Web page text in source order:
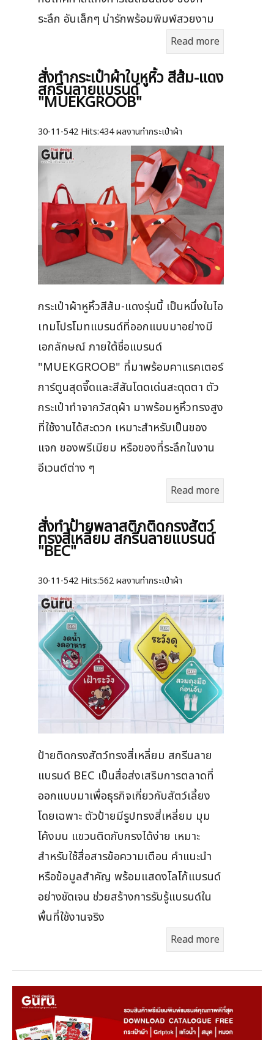
ระลึก อันเล็กๆ น่ารักพร้อมพิมพ์สวยงาม
Read more
สั่งทำกระเป๋าผ้าใบหูหิ้ว สีส้ม-แดง
สกรีนลายแบรนด์
"MUEKGROOB"
30-11-542 Hits:434 ผลงานทำกระเป๋าผ้า
กระเป๋าผ้าหูหิ้วสีส้ม-แดงรุ่นนี้ เป็นหนึ่งในไอ
เทมโปรโมทแบรนด์ที่ออกแบบมาอย่างมี
เอกลักษณ์ ภายใต้ชื่อแบรนด์
"MUEKGROOB" ที่มาพร้อมคาแรคเตอร์
การ์ตูนสุดจี๊ดและสีสันโดดเด่นสะดุดตา ตัว
กระเป๋าทำจากวัสดุผ้า มาพร้อมหูหิ้วทรงสูง
ที่ใช้งานได้สะดวก เหมาะสำหรับเป็นของ
แจก ของพรีเมียม หรือของที่ระลึกในงาน
อีเวนต์ต่าง ๆ
Read more
สั่งทำป้ายพลาสติกติดกรงสัตว์
ทรงสี่เหลี่ยม สกรีนลายแบรนด์
"BEC"
30-11-542 Hits:562 ผลงานทำกระเป๋าผ้า
ป้ายติดกรงสัตว์ทรงสี่เหลี่ยม สกรีนลาย
แบรนด์ BEC เป็นสื่อส่งเสริมการตลาดที่
ออกแบบมาเพื่อธุรกิจเกี่ยวกับสัตว์เลี้ยง
โดยเฉพาะ ตัวป้ายมีรูปทรงสี่เหลี่ยม มุม
โค้งมน แขวนติดกับกรงได้ง่าย เหมาะ
สำหรับใช้สื่อสารข้อความเตือน คำแนะนำ
หรือข้อมูลสำคัญ พร้อมแสดงโลโก้แบรนด์
อย่างชัดเจน ช่วยสร้างการรับรู้แบรนด์ใน
พื้นที่ใช้งานจริง
Read more